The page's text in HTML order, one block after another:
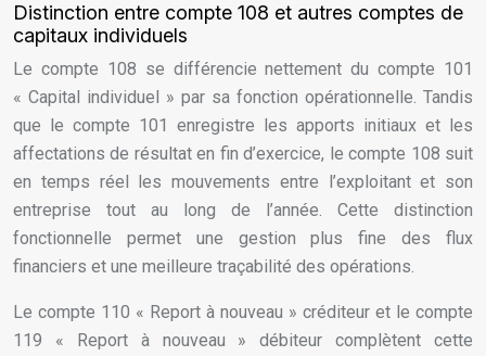
Distinction entre compte 108 et autres comptes de
capitaux individuels
Le compte 108 se différencie nettement du compte 101
« Capital individuel » par sa fonction opérationnelle. Tandis
que le compte 101 enregistre les apports initiaux et les
affectations de résultat en fin d’exercice, le compte 108 suit
en temps réel les mouvements entre l’exploitant et son
entreprise tout au long de l’année. Cette distinction
fonctionnelle permet une gestion plus fine des flux
financiers et une meilleure traçabilité des opérations.
Le compte 110 « Report à nouveau » créditeur et le compte
119 « Report à nouveau » débiteur complètent cette